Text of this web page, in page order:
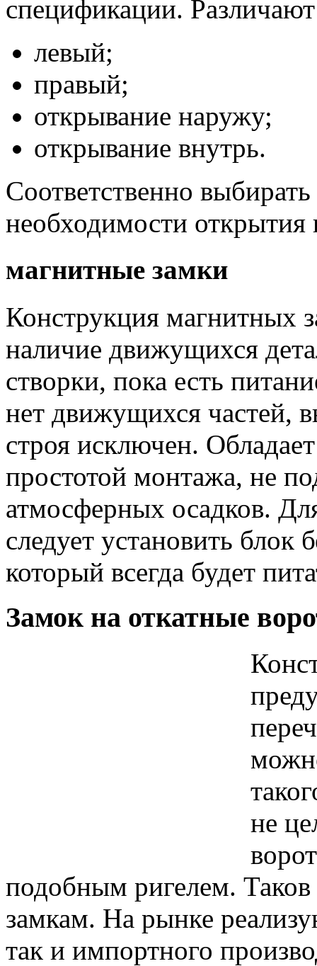
спецификации.
левый;
правый;
открывание наружу;
открывание внутрь.
Соответственно
необходимости открытия
магнитные замки
Конструкция магнитных
наличие движущихся
створки, пока есть
нет движущихся частей,
строя исключен.
простотой монтажа, не
атмосферных осадков.
следует установить блок
который всегда будет
Замок на откатные
не
подобным ригелем.
замкам. На рынке
так и импортного